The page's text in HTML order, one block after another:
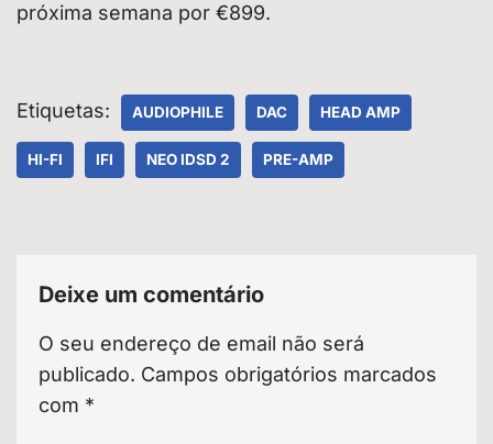
próxima semana por €899.
Etiquetas: AUDIOPHILE DAC HEAD AMP
HI-FI IFI NEO IDSD 2 PRE-AMP
Deixe um comentário
O seu endereço de email não será
publicado. Campos obrigatórios marcados
com *